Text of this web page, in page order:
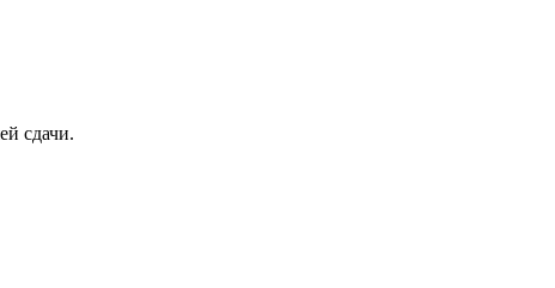
сдачи.